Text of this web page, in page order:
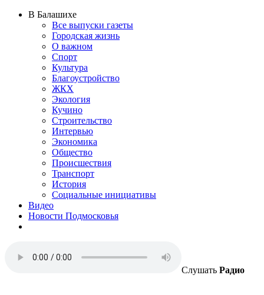
В Балашихе
Все выпуски газеты
Городская жизнь
О важном
Спорт
Культура
Благоустройство
ЖКХ
Экология
Кучино
Строительство
Интервью
Экономика
Общество
Происшествия
Транспорт
История
Социальные инициативы
Видео
Новости Подмосковья
Слушать Радио